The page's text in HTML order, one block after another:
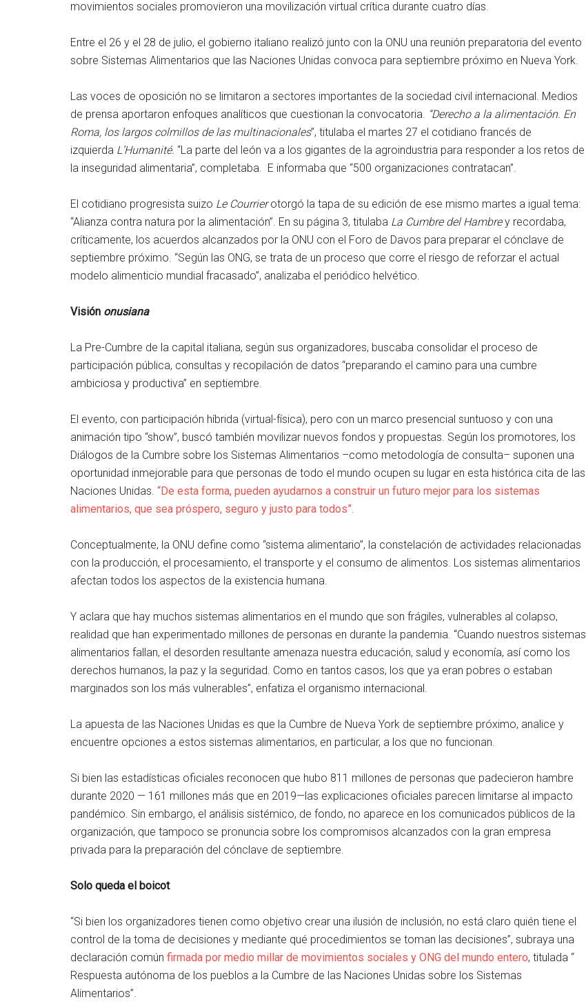
movimientos sociales promovieron una movilización virtual crítica durante cuatro días.
Entre el 26 y el 28 de julio, el gobierno italiano realizó junto con la ONU una reunión preparatoria del evento
sobre Sistemas Alimentarios que las Naciones Unidas convoca para septiembre próximo en Nueva York.
Las voces de oposición no se limitaron a sectores importantes de la sociedad civil internacional. Medios
de prensa aportaron enfoques analíticos que cuestionan la convocatoria. “Derecho a la alimentación. En
Roma, los largos colmillos de las multinacionales”, titulaba el martes 27 el cotidiano francés de
izquierda L’Humanité. “La parte del león va a los gigantes de la agroindustria para responder a los retos de
la inseguridad alimentaria”, completaba. E informaba que “500 organizaciones contratacan”.
El cotidiano progresista suizo Le Courrierotorgó la tapa de su edición de ese mismo martes a igual tema:
“Alianza contra natura por la alimentación”. En su página 3, titulaba La Cumbre del Hambrey recordaba,
críticamente, los acuerdos alcanzados por la ONU con el Foro de Davos para preparar el cónclave de
septiembre próximo. “Según las ONG, se trata de un proceso que corre el riesgo de reforzar el actual
modelo alimenticio mundial fracasado”, analizaba el periódico helvético.
Visión onusiana
La Pre-Cumbre de la capital italiana, según sus organizadores, buscaba consolidar el proceso de
participación pública, consultas y recopilación de datos “preparando el camino para una cumbre
ambiciosa y productiva” en septiembre.
El evento, con participación híbrida (virtual-física), pero con un marco presencial suntuoso y con una
animación tipo “show”, buscó también movilizar nuevos fondos y propuestas. Según los promotores, los
Diálogos de la Cumbre sobre los Sistemas Alimentarios –como metodología de consulta– suponen una
oportunidad inmejorable para que personas de todo el mundo ocupen su lugar en esta histórica cita de las
Naciones Unidas. “De esta forma, pueden ayudarnos a construir un futuro mejor para los sistemas
alimentarios, que sea próspero, seguro y justo para todos”.
Conceptualmente, la ONU define como “sistema alimentario”, la constelación de actividades relacionadas
con la producción, el procesamiento, el transporte y el consumo de alimentos. Los sistemas alimentarios
afectan todos los aspectos de la existencia humana.
Y aclara que hay muchos sistemas alimentarios en el mundo que son frágiles, vulnerables al colapso,
realidad que han experimentado millones de personas en durante la pandemia. “Cuando nuestros sistemas
alimentarios fallan, el desorden resultante amenaza nuestra educación, salud y economía, así como los
derechos humanos, la paz y la seguridad. Como en tantos casos, los que ya eran pobres o estaban
marginados son los más vulnerables”, enfatiza el organismo internacional.
La apuesta de las Naciones Unidas es que la Cumbre de Nueva York de septiembre próximo, analice y
encuentre opciones a estos sistemas alimentarios, en particular, a los que no funcionan.
Si bien las estadísticas oficiales reconocen que hubo 811 millones de personas que padecieron hambre
durante 2020 — 161 millones más que en 2019—las explicaciones oficiales parecen limitarse al impacto
pandémico. Sin embargo, el análisis sistémico, de fondo, no aparece en los comunicados públicos de la
organización, que tampoco se pronuncia sobre los compromisos alcanzados con la gran empresa
privada para la preparación del cónclave de septiembre.
Solo queda el boicot
“Si bien los organizadores tienen como objetivo crear una ilusión de inclusión, no está claro quién tiene el
control de la toma de decisiones y mediante qué procedimientos se toman las decisiones”, subraya una
declaración común firmada por medio millar de movimientos sociales y ONG del mundo entero, titulada “
Respuesta autónoma de los pueblos a la Cumbre de las Naciones Unidas sobre los Sistemas
Alimentarios”.